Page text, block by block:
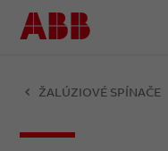
ŽALÚZIOVÉ SPÍNAČE